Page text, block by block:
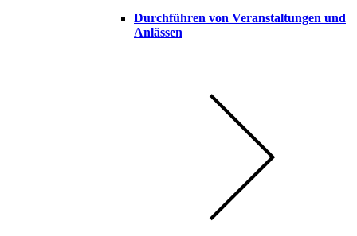
Durchführen von Veranstaltungen und
Anlässen